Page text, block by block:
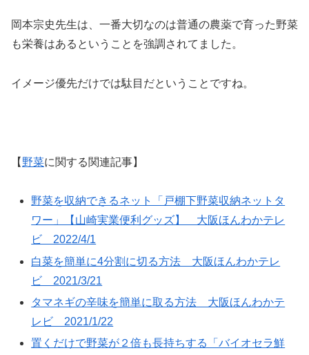
岡本宗史先生は、一番大切なのは普通の農薬で育った野菜
も栄養はあるということを強調されてました。
イメージ優先だけでは駄目だということですね。
【 野菜に関する関連記事】
野菜を収納できるネット「戸棚下野菜収納ネットタ
ワー」【山崎実業便利グッズ】 大阪ほんわかテレ
ビ 2022/4/1
白菜を簡単に4分割に切る方法 大阪ほんわかテレ
ビ 2021/3/21
タマネギの辛味を簡単に取る方法 大阪ほんわかテ
レビ 2021/1/22
置くだけで野菜が２倍も長持ちする「バイオセラ鮮